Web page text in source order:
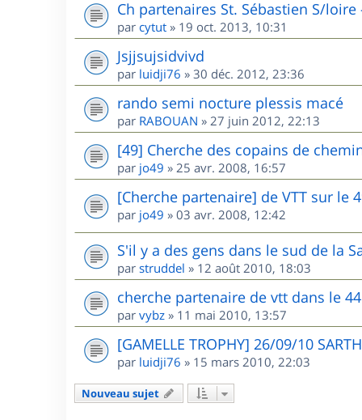
Ch partenaires St. Sébastien S/loire
par cytut » 19 oct. 2013, 10:31
Jsjjsujsidvivd
par luidji76 » 30 déc. 2012, 23:36
rando semi nocture plessis macé
par RABOUAN » 27 juin 2012, 22:13
[49] Cherche des copains de
par jo49 » 25 avr. 2008, 16:57
[Cherche partenaire] de VTT sur le
par jo49 » 03 avr. 2008, 12:42
S'il y a des gens dans le sud de la
par struddel » 12 août 2010, 18:03
cherche partenaire de vtt dans le 44
par vybz » 11 mai 2010, 13:57
[GAMELLE TROPHY] 26/09/10
par luidji76 » 15 mars 2010, 22:03
Nouveau sujet